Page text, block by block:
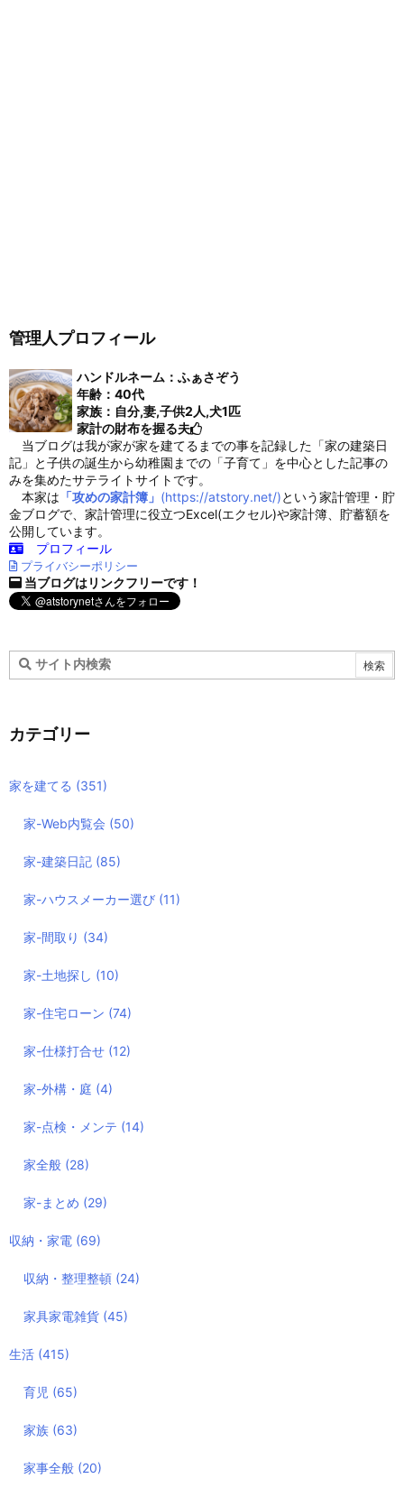
管理人プロフィール
ハンドルネーム：ふぁさぞう
年齢：40代
家族：自分,妻,子供2人,犬1匹
家計の財布を握る夫
当ブログは我が家が家を建てるまでの事を記録した「家の建築日
記」と子供の誕生から幼稚園までの「子育て」を中心とした記事の
みを集めたサテライトサイトです。
本家は 「攻めの家計簿」 (https://atstory.net/)という家計管理・貯
金ブログで、家計管理に役立つExcel(エクセル)や家計簿、貯蓄額を
公開しています。
プロフィール
プライバシーポリシー
当ブログはリンクフリーです！
カテゴリー
家を建てる (351)
家-Web内覧会 (50)
家-建築日記 (85)
家-ハウスメーカー選び (11)
家-間取り (34)
家-土地探し (10)
家-住宅ローン (74)
家-仕様打合せ (12)
家-外構・庭 (4)
家-点検・メンテ (14)
家全般 (28)
家-まとめ (29)
収納・家電 (69)
収納・整理整頓 (24)
家具家電雑貨 (45)
生活 (415)
育児 (65)
家族 (63)
家事全般 (20)